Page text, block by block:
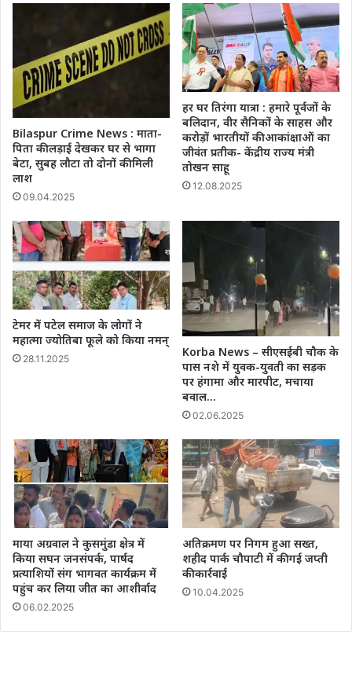
Bilaspur Crime News : माता-
पिता की लड़ाई देखकर घर से भागा
बेटा, सुबह लौटा तो दोनों की मिली
लाश
09.04.2025
हर घर तिरंगा यात्रा : हमारे पूर्वजों के
बलिदान, वीर सैनिकों के साहस और
करोड़ों भारतीयों की आकांक्षाओं का
जीवंत प्रतीक- केंद्रीय राज्य मंत्री
तोखन साहू
12.08.2025
टेमर में पटेल समाज के लोगों ने
महात्मा ज्योतिबा फूले को किया नमन्
28.11.2025
Korba News – सीएसईबी चौक के
पास नशे में युवक-युवती का सड़क
पर हंगामा और मारपीट, मचाया
बवाल…
02.06.2025
माया अग्रवाल ने कुसमुंडा क्षेत्र में
किया सघन जनसंपर्क, पार्षद
प्रत्याशियों संग भागवत कार्यक्रम में
पहुंच कर लिया जीत का आशीर्वाद
06.02.2025
अतिक्रमण पर निगम हुआ सख्त,
शहीद पार्क चौपाटी में की गई जप्ती
की कार्रवाई
10.04.2025